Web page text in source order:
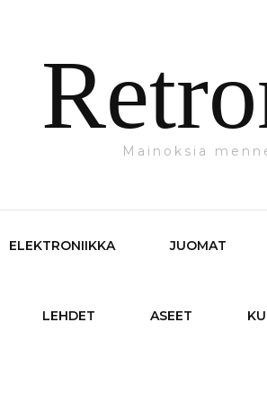
Mainoksia
ELEKTRONIIKKA JUOMAT
LEHDET ASEET